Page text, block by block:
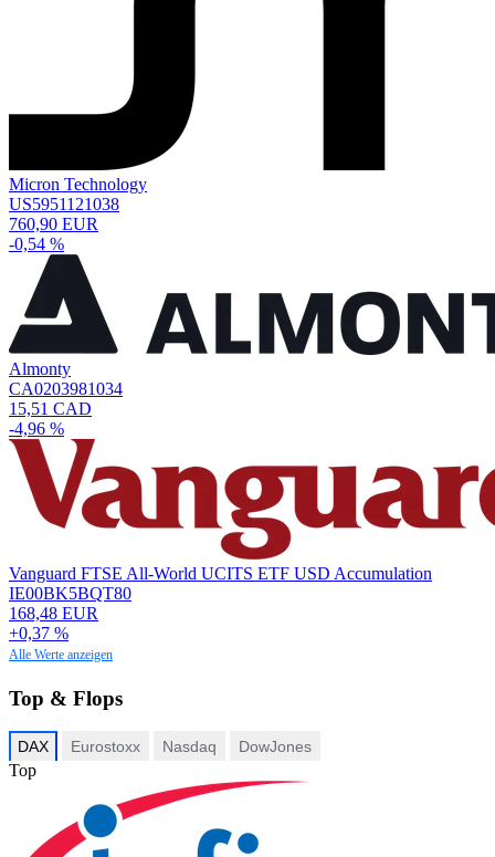
Micron Technology
US5951121038
760,90 EUR
-0,54 %
Almonty
CA0203981034
15,51 CAD
-4,96 %
Vanguard FTSE All-World UCITS ETF USD Accumulation
IE00BK5BQT80
168,48 EUR
+0,37 %
Alle Werte anzeigen
Top & Flops
DAX Eurostoxx Nasdaq DowJones
Top